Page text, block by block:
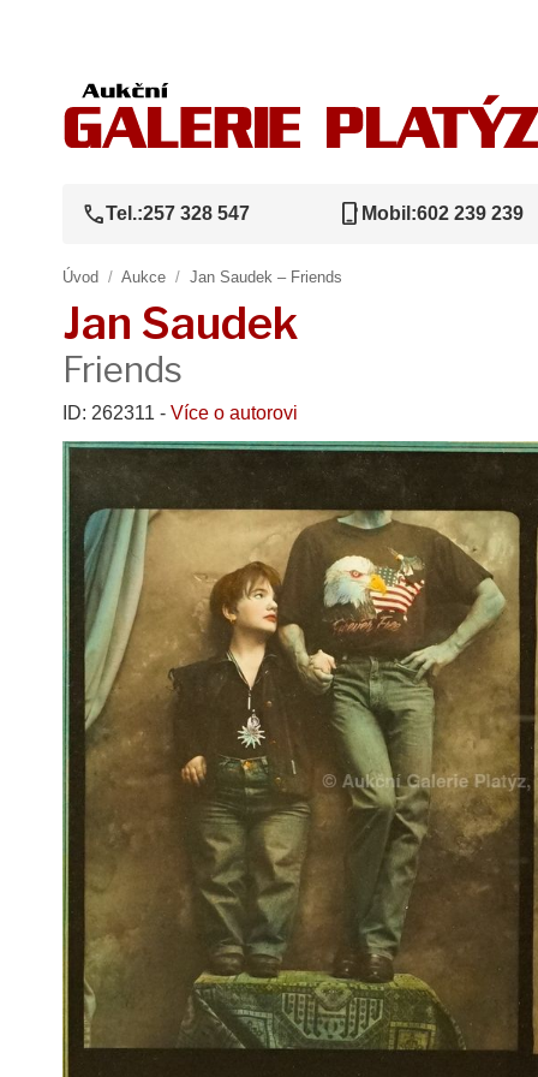
callTel.:257 328 547 phone_iphone Mobil:602 239 239
Úvod / Aukce / Jan Saudek – Friends
Jan Saudek
Friends
ID: 262311 - Více o autorovi